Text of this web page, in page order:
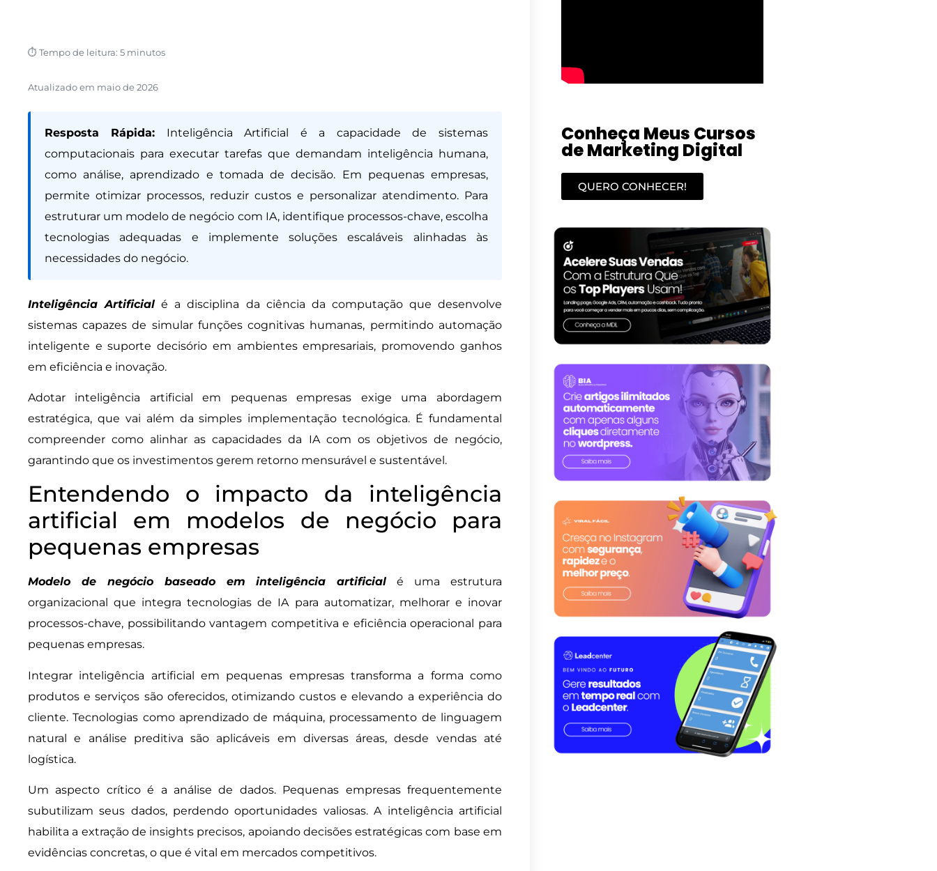
⏱ Tempo de leitura: 5 minutos
Atualizado em maio de 2026
Resposta Rápida: Inteligência Artificial é a capacidade de sistemas
computacionais para executar tarefas que demandam inteligência humana,
como análise, aprendizado e tomada de decisão. Em pequenas empresas,
permite otimizar processos, reduzir custos e personalizar atendimento. Para
estruturar um modelo de negócio com IA, identifique processos-chave, escolha
tecnologias adequadas e implemente soluções escaláveis alinhadas às
necessidades do negócio.
Inteligência Artificial é a disciplina da ciência da computação que desenvolve
sistemas capazes de simular funções cognitivas humanas, permitindo automação
inteligente e suporte decisório em ambientes empresariais, promovendo ganhos
em eficiência e inovação.
Adotar inteligência artificial em pequenas empresas exige uma abordagem
estratégica, que vai além da simples implementação tecnológica. É fundamental
compreender como alinhar as capacidades da IA com os objetivos de negócio,
garantindo que os investimentos gerem retorno mensurável e sustentável.
Entendendo o impacto da inteligência
artificial em modelos de negócio para
pequenas empresas
Modelo de negócio baseado em inteligência artificial é uma estrutura
organizacional que integra tecnologias de IA para automatizar, melhorar e inovar
processos-chave, possibilitando vantagem competitiva e eficiência operacional para
pequenas empresas.
Integrar inteligência artificial em pequenas empresas transforma a forma como
produtos e serviços são oferecidos, otimizando custos e elevando a experiência do
cliente. Tecnologias como aprendizado de máquina, processamento de linguagem
natural e análise preditiva são aplicáveis em diversas áreas, desde vendas até
logística.
Um aspecto crítico é a análise de dados. Pequenas empresas frequentemente
subutilizam seus dados, perdendo oportunidades valiosas. A inteligência artificial
habilita a extração de insights precisos, apoiando decisões estratégicas com base em
evidências concretas, o que é vital em mercados competitivos.
Conheça Meus Cursos
de Marketing Digital
QUERO CONHECER!